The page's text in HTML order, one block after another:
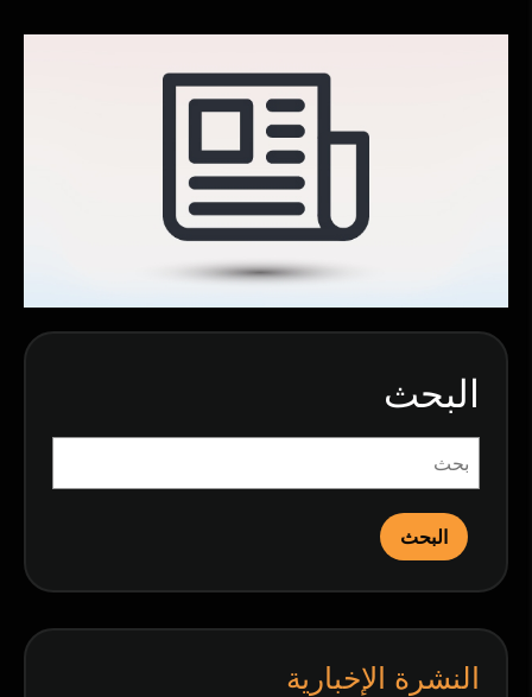
البحث
البحث
النشرة الإخبارية